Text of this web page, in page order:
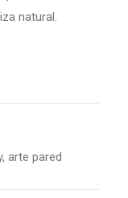
natural.
, arte pared